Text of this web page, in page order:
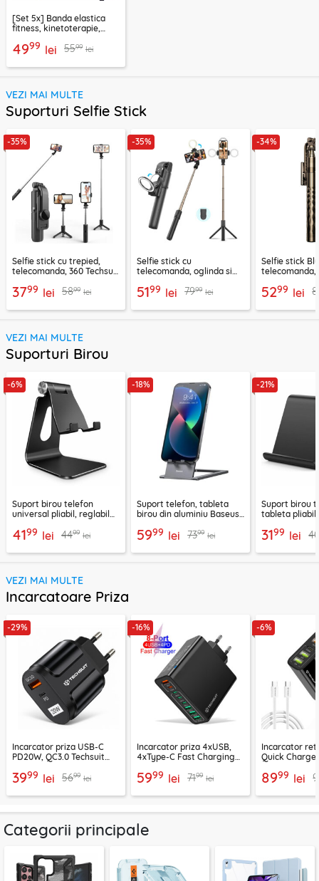
[Set 5x] Banda elastica
fitness, kinetoterapie,
4999 lei 5599 lei
VEZI MAI MULTE
Suporturi Selfie Stick
-35%
Selfie stick cu trepied,
telecomanda, 360 Techsuit
3799 lei 5899 lei
-35%
Selfie stick cu
telecomanda, oglinda si
5199 lei 7999 lei
-34%
Selfie stick
telecomanda,
5299 lei
VEZI MAI MULTE
Suporturi Birou
-6%
Suport birou telefon
universal pliabil, reglabil
negru
4199 lei 4499 lei
-18%
Suport telefon, tableta
birou din aluminiu Baseus,
5999 lei 7399 lei
-21%
Suport birou
tableta pliabil
3199 lei
VEZI MAI MULTE
Incarcatoare Priza
-29%
Incarcator priza USB-C
PD20W, QC3.0 Techsuit
CHPD038
3999 lei 5699 lei
-16%
Incarcator priza 4xUSB,
4xType-C Fast Charging
negru, CHPD224
5999 lei 7199 lei
-6%
Incarcator
Quick Charge
CHC2
8999 lei
Categorii principale